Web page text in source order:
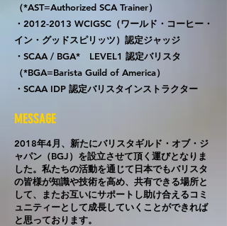
（*AST=Authorized SCA Trainer）
・2012-2013 WCIGSC（ワールド・コーヒー・
イン・グッドスピリッツ）認定ジャッジ
・SCAA / BGA* LEVEL1 認定バリスタ
（*BGA=Barista Guild of America）
・SCAA IDP 認定バリスタインストラクター
MESSAGE
2018年4月、新たにバリスタギルド・オブ・ジ
ャパン（BGJ）を設立させて頂く運びとなりま
した。私たちの活動を通じて日本でもバリスタ
の皆様が知識や技術を高め、共有できる場所と
して、またお互いにサポートし助け合えるコミ
ュニティーとして成長していくことができれば
と思っております。